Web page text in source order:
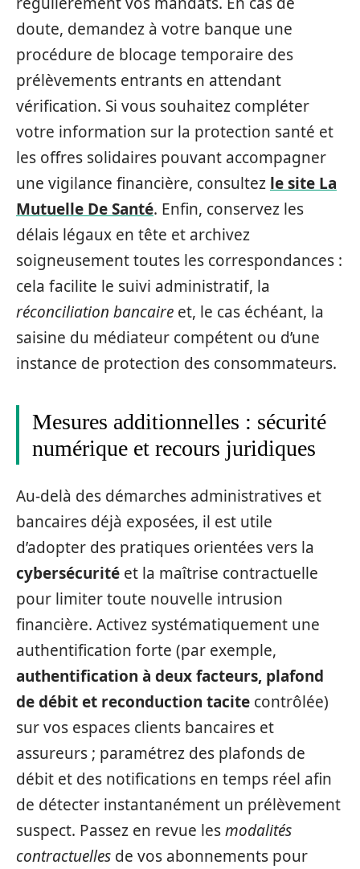
doute, demandez à votre banque une
procédure de blocage temporaire des
prélèvements entrants en attendant
vérification. Si vous souhaitez compléter
votre information sur la protection santé et
les offres solidaires pouvant accompagner
une vigilance financière, consultez le site La
Mutuelle De Santé. Enfin, conservez les
délais légaux en tête et archivez
soigneusement toutes les correspondances :
cela facilite le suivi administratif, la
réconciliation bancaire et, le cas échéant, la
saisine du médiateur compétent ou d’une
instance de protection des consommateurs.
Mesures additionnelles : sécurité
numérique et recours juridiques
Au-delà des démarches administratives et
bancaires déjà exposées, il est utile
d’adopter des pratiques orientées vers la
cybersécurité et la maîtrise contractuelle
pour limiter toute nouvelle intrusion
financière. Activez systématiquement une
authentification forte (par exemple,
authentification à deux facteurs, plafond
de débit et reconduction tacite contrôlée)
sur vos espaces clients bancaires et
assureurs ; paramétrez des plafonds de
débit et des notifications en temps réel afin
de détecter instantanément un prélèvement
suspect. Passez en revue lesmodalités
contractuelles de vos abonnements pour